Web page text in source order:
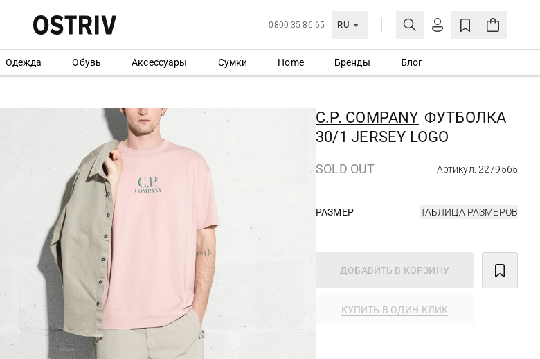
0800 35 86 65 RU
ЛИЧНЫЙ КАБИНЕТ
Еще не зарегистрированы?
СОЗДАТЬ УЧЕТНУЮ ЗАПИСЬ
Одежда Обувь Аксессуары Сумки Home Бренды Блог
C.P. COMPANY ФУТБОЛКА
30/1 JERSEY LOGO
SOLD OUT Артикул: 2279565
РАЗМЕР ТАБЛИЦА РАЗМЕРОВ
ДОБАВИТЬ В КОРЗИНУ
КУПИТЬ В ОДИН КЛИК